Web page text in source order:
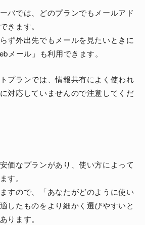
バでは、どのプランでもメールアド
きます。
ず外出先でもメールを見たいときに
メール」も利用できます。
プランでは、情報共有によく使われ
対応していませんので注意してくだ
価なプランがあり、使い方によって
す。
すので、「あなたがどのように使い
したものをより細かく選びやすいと
ります。